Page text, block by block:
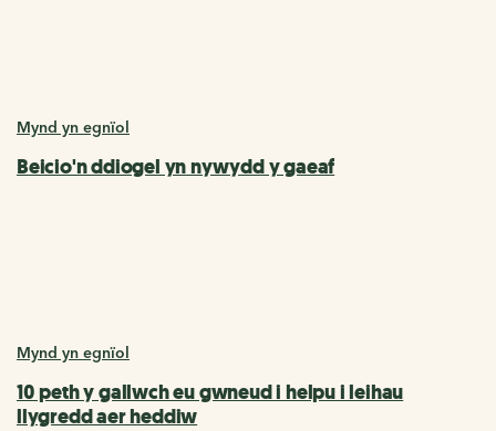
Mynd yn egnïol
Beicio'n ddiogel yn nywydd y gaeaf
Mynd yn egnïol
10 peth y gallwch eu gwneud i helpu i leihau
llygredd aer heddiw